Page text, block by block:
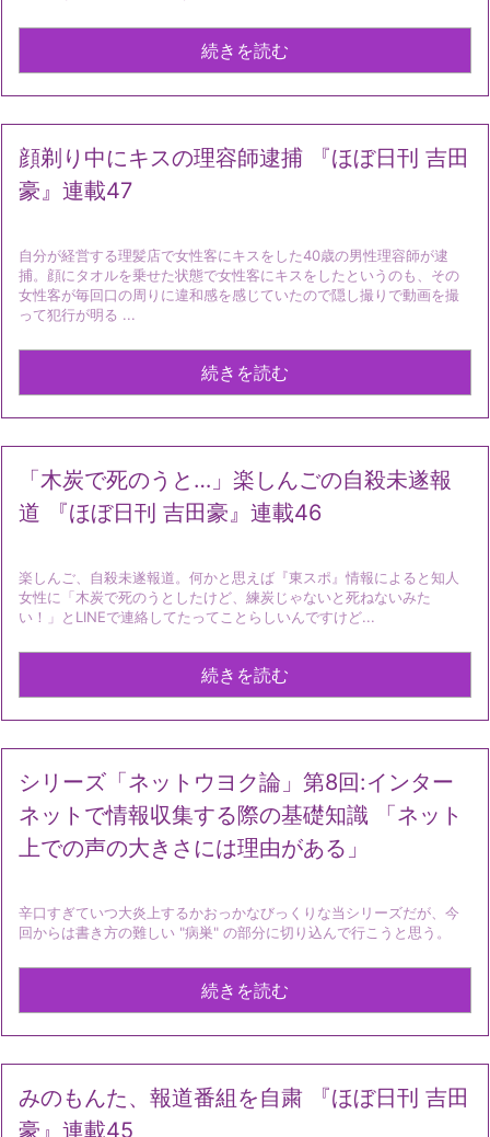
続きを読む
顔剃り中にキスの理容師逮捕 『ほぼ日刊 吉田
豪』連載47
自分が経営する理髪店で女性客にキスをした40歳の男性理容師が逮
捕。顔にタオルを乗せた状態で女性客にキスをしたというのも、その
女性客が毎回口の周りに違和感を感じていたので隠し撮りで動画を撮
って犯行が明る ...
続きを読む
「木炭で死のうと…」楽しんごの自殺未遂報
道 『ほぼ日刊 吉田豪』連載46
楽しんご、自殺未遂報道。何かと思えば『東スポ』情報によると知人
女性に「木炭で死のうとしたけど、練炭じゃないと死ねないみた
い！」とLINEで連絡してたってことらしいんですけど...
続きを読む
シリーズ「ネットウヨク論」第8回:インター
ネットで情報収集する際の基礎知識 「ネット
上での声の大きさには理由がある」
辛口すぎていつ大炎上するかおっかなびっくりな当シリーズだが、今
回からは書き方の難しい "病巣" の部分に切り込んで行こうと思う。
続きを読む
みのもんた、報道番組を自粛 『ほぼ日刊 吉田
豪』連載45